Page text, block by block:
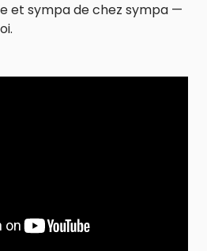
et sympa de chez sympa —